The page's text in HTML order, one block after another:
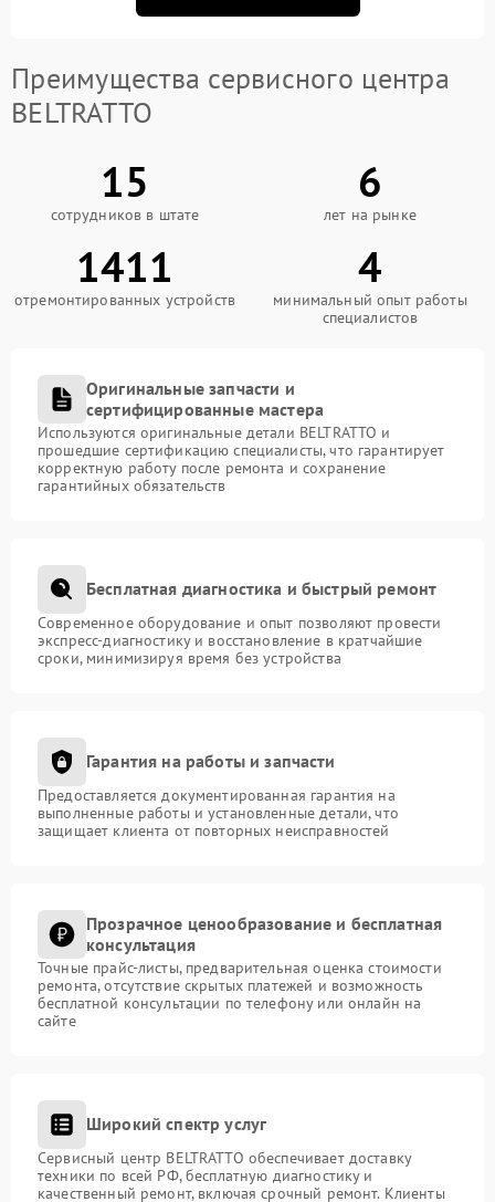
Преимущества сервисного центра
BELTRATTO
15
сотрудников в штате
6
лет на рынке
1411
отремонтированных устройств
4
минимальный опыт работы
специалистов
Оригинальные запчасти и
сертифицированные мастера
Используются оригинальные детали BELTRATTO и
прошедшие сертификацию специалисты, что гарантирует
корректную работу после ремонта и сохранение
гарантийных обязательств
Бесплатная диагностика и быстрый ремонт
Современное оборудование и опыт позволяют провести
экспресс-диагностику и восстановление в кратчайшие
сроки, минимизируя время без устройства
Гарантия на работы и запчасти
Предоставляется документированная гарантия на
выполненные работы и установленные детали, что
защищает клиента от повторных неисправностей
Прозрачное ценообразование и бесплатная
консультация
Точные прайс-листы, предварительная оценка стоимости
ремонта, отсутствие скрытых платежей и возможность
бесплатной консультации по телефону или онлайн на
сайте
Широкий спектр услуг
Сервисный центр BELTRATTO обеспечивает доставку
техники по всей РФ, бесплатную диагностику и
качественный ремонт, включая срочный ремонт. Клиенты